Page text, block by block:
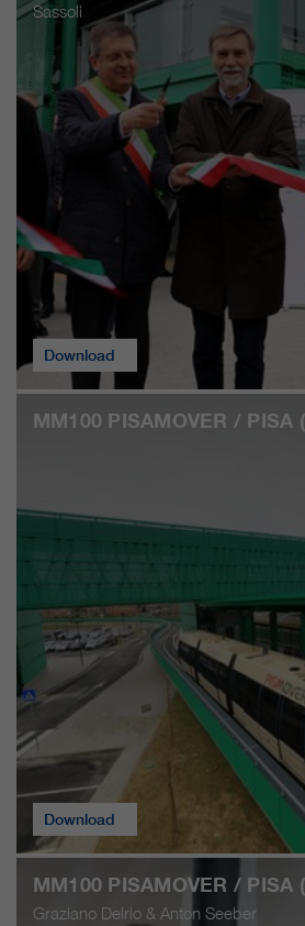
Sassoli
Download
MM100 PISAMOVER / PISA
Download
MM100 PISAMOVER / PISA
Graziano Delrio & Anton Seeber
nostri siti web /
informazioni
anche ai nostri